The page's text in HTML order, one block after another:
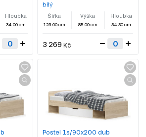
Hloubka
34.00 cm
bílý
Šířka
123.00 cm
Výška
85.00 cm
Hloubka
34.30 cm
3 269 Kč
Postel 1s/90x200 dub